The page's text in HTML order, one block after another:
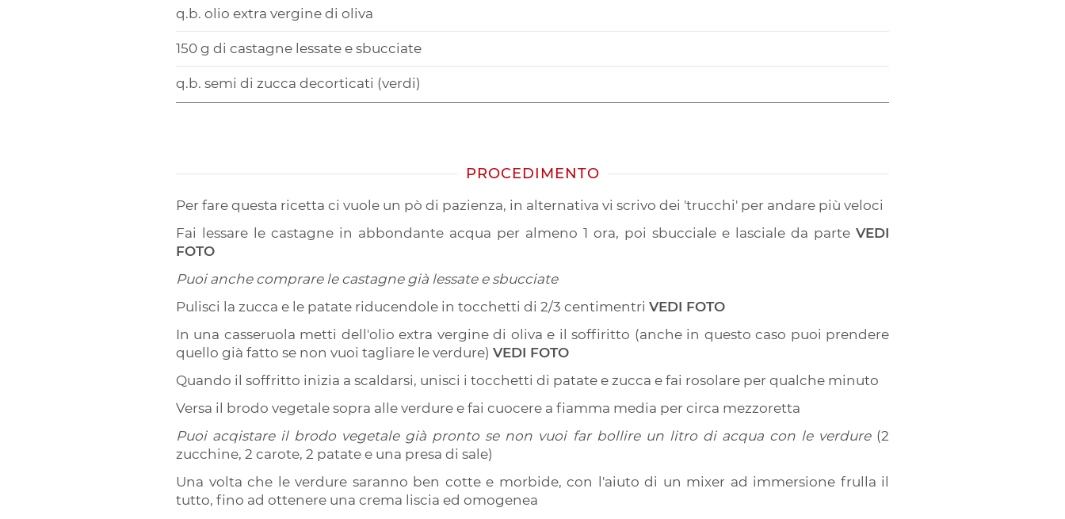
q.b. olio extra vergine di oliva
150 g di castagne lessate e sbucciate
q.b. semi di zucca decorticati (verdi)
PROCEDIMENTO
Per fare questa ricetta ci vuole un pò di pazienza, in alternativa vi scrivo dei 'trucchi' per andare più veloci
Fai lessare le castagne in abbondante acqua per almeno 1 ora, poi sbucciale e lasciale da parte VEDI
FOTO
Puoi anche comprare le castagne già lessate e sbucciate
Pulisci la zucca e le patate riducendole in tocchetti di 2/3 centimentri VEDI FOTO
In una casseruola metti dell'olio extra vergine di oliva e il soffiritto (anche in questo caso puoi prendere
quello già fatto se non vuoi tagliare le verdure) VEDI FOTO
Quando il soffritto inizia a scaldarsi, unisci i tocchetti di patate e zucca e fai rosolare per qualche minuto
Versa il brodo vegetale sopra alle verdure e fai cuocere a fiamma media per circa mezzoretta
Puoi acqistare il brodo vegetale già pronto se non vuoi far bollire un litro di acqua con le verdure(2
zucchine, 2 carote, 2 patate e una presa di sale)
Una volta che le verdure saranno ben cotte e morbide, con l'aiuto di un mixer ad immersione frulla il
tutto, fino ad ottenere una crema liscia ed omogenea